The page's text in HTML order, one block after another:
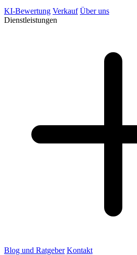
KI-Bewertung Verkauf Über uns
Dienstleistungen
Blog und Ratgeber Kontakt